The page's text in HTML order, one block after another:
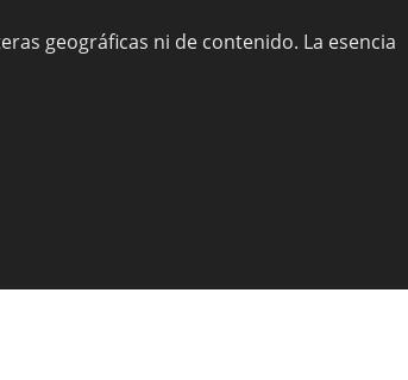
geográficas ni de contenido. La esencia